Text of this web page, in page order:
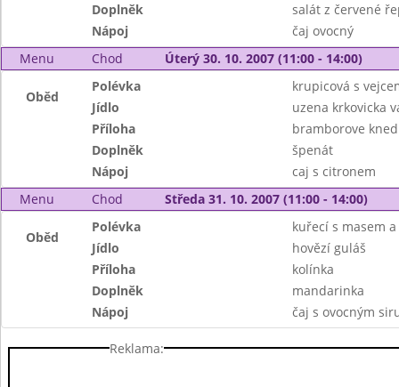
Doplněk
salát z červené
Nápoj
čaj ovocný
Menu
Chod Úterý 30. 10. 2007 (11:00 - 14:00)
Oběd
Polévka
krupicová s
Jídlo
uzena krkovicka
Příloha
bramborove
Doplněk
špenát
Nápoj
caj s citronem
Menu
Chod Středa 31. 10. 2007 (11:00 - 14:00)
Oběd
Polévka
kuřecí s masem
Jídlo
hovězí guláš
Příloha
kolínka
Doplněk
mandarinka
Nápoj
čaj s ovocným
Reklama: